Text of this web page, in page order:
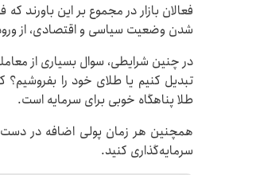
فعالان بازار در مجموع بر این باورند
شدن وضعیت سیاسی و اقتصادی، از
در چنین شرایطی، سوال بسیاری از
تبدیل کنیم یا طلای خود را بفروشیم؟
طلا پناهگاه خوبی برای سرمایه است.
همچنین هر زمان پولی اضافه در دست
سرمایه‌گذاری کنید.